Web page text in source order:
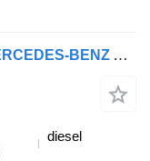
Mann+Hummel MANN,HUMMEL,MERCEDES-BENZ Atego 1018 (01.98-12.04) A9735280606 luchtfilterhuis voor Mercedes-Benz Atego, Atego 2, Atego 3 (1996-) trekker
diesel